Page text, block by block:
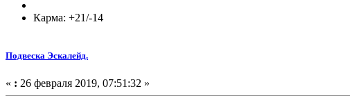
Карма: +21/-14
Подвеска Эскалейд.
« : 26 февраля 2019, 07:51:32 »